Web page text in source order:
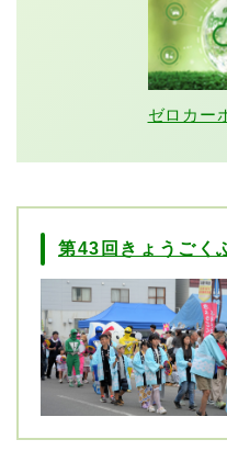
ゼロカー
第43回きょうごく